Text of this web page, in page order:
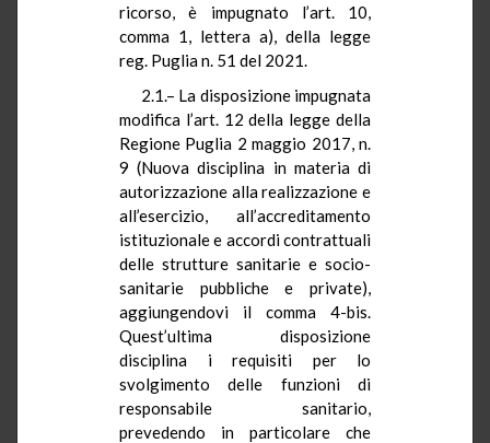
ricorso, è impugnato l’art. 10,
comma 1, lettera a), della legge
reg. Puglia n. 51 del 2021.
2.1.– La disposizione impugnata
modifica l’art. 12 della legge della
Regione Puglia 2 maggio 2017, n.
9 (Nuova disciplina in materia di
autorizzazione alla realizzazione e
all’esercizio, all’accreditamento
istituzionale e accordi contrattuali
delle strutture sanitarie e socio-
sanitarie pubbliche e private),
aggiungendovi il comma 4-bis.
Quest’ultima disposizione
disciplina i requisiti per lo
svolgimento delle funzioni di
responsabile sanitario,
prevedendo in particolare che